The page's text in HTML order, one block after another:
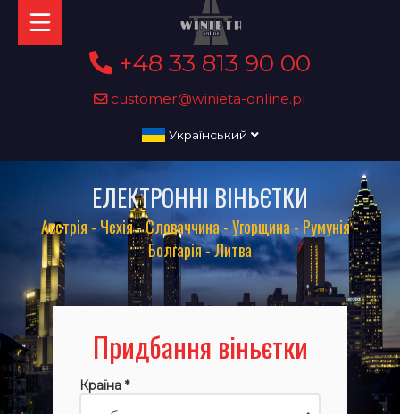
+48 33 813 90 00
customer@winieta-online.pl
Український
ЕЛЕКТРОННІ ВІНЬЄТКИ
Австрія - Чехія - Словаччина - Угорщина - Румунія -
Болгарія - Литва
Придбання віньєтки
Країна *